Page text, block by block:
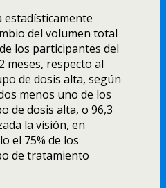
del volumen total
los participantes del
meses, respecto al
de dosis alta, según
menos uno de los
de dosis alta, o 96,3
la visión, en
el 75% de los
de tratamiento